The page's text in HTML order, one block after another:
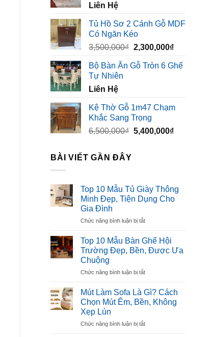
Liên Hệ
Tủ Hồ Sơ 2 Cánh Gỗ MDF
Có Ngăn Kéo
3,500,000₫ Giá
là:
2,300,000₫Giá
tại
Bộ Bàn Ăn Gỗ Tròn 6 Ghế
Tự Nhiên
Liên Hệ
Kệ Thờ Gỗ 1m47 Chạm
Khắc Sang Trọng
6,500,000₫ Giá
5,400,000₫Giá
BÀI VIẾT GẦN ĐÂY
Top 10 Mẫu Tủ Giày Thông
Minh Đẹp, Tiện Dụng Cho
Gia Đình
Chức năng bình luận bị tắtở
10
Mẫu
Tủ
Thông
Đẹp,
Tiện
Dụng
Gia
Top 10 Mẫu Bàn Ghế Hội
Trường Đẹp, Bền, Được Ưa
Chuộng
Chức năng bình luận bị tắtở
10
Mẫu
Bàn
Hội
Mút Làm Sofa Là Gì? Cách
Chọn Mút Êm, Bền, Không
Xẹp Lún
Chức năng bình luận bị tắtở